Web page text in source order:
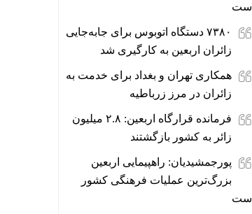
است
۷۳۸۰ دستگاه اتوبوس برای جابه‌جایی
زائران اربعین به‌ کارگیری شد
همکاری تهران و بغداد برای خدمت به
زائران در مرز زرباطیه
فرمانده قرارگاه اربعین: ۲.۸ میلیون
زائر به کشور بازگشتند
پورجمشیدیان: راهپیمایی اربعین
بزرگ‌ترین عملیات فرهنگی کشور
است